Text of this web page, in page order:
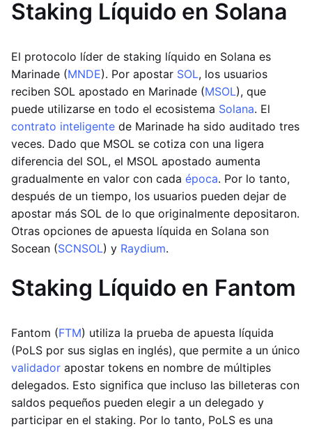
Staking Líquido en Solana
El protocolo líder de staking líquido en Solana es
Marinade (MNDE). Por apostar SOL, los usuarios
reciben SOL apostado en Marinade (MSOL), que
puede utilizarse en todo el ecosistema Solana. El
contrato inteligente de Marinade ha sido auditado tres
veces. Dado que MSOL se cotiza con una ligera
diferencia del SOL, el MSOL apostado aumenta
gradualmente en valor con cada época. Por lo tanto,
después de un tiempo, los usuarios pueden dejar de
apostar más SOL de lo que originalmente depositaron.
Otras opciones de apuesta líquida en Solana son
Socean (SCNSOL) y Raydium.
Staking Líquido en Fantom
Fantom (FTM) utiliza la prueba de apuesta líquida
(PoLS por sus siglas en inglés), que permite a un único
validador apostar tokens en nombre de múltiples
delegados. Esto significa que incluso las billeteras con
saldos pequeños pueden elegir a un delegado y
participar en el staking. Por lo tanto, PoLS es una